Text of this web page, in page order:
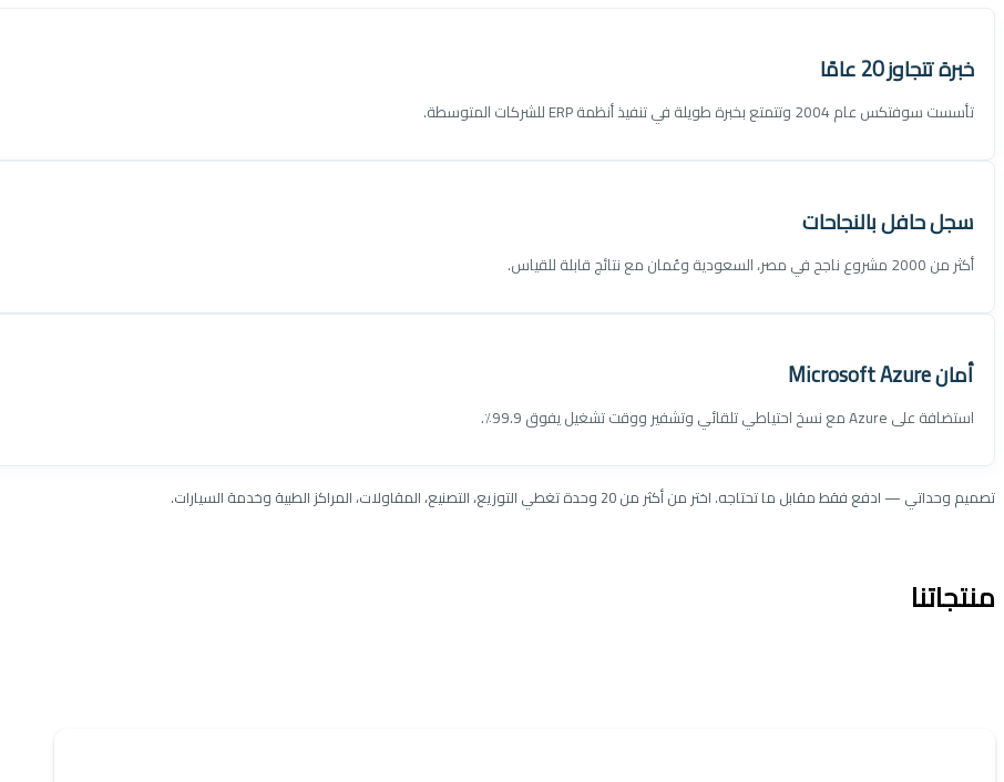
خبرة تتجاوز 20 عامًا
تأسست سوفتكس عام 2004 وتتمتع بخبرة طويلة في تنفيذ أنظمة ERP للشركات المتوسطة.
سجل حافل بالنجاحات
أكثر من 2000 مشروع ناجح في مصر، السعودية وعُمان مع نتائج قابلة للقياس.
أمان Microsoft Azure
استضافة على Azure مع نسخ احتياطي تلقائي وتشفير ووقت تشغيل يفوق 99.9٪.
تصميم وحداتي — ادفع فقط مقابل ما تحتاجه. اختر من أكثر من 20 وحدة تغطي التوزيع، التصنيع، المقاولات، المراكز الطبية وخدمة السيارات.
منتجاتنا